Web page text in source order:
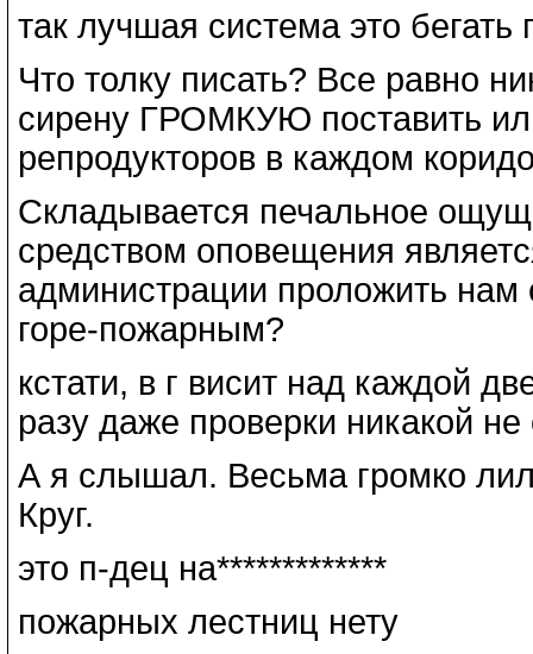
так лучшая система это бегать
Что толку писать? Все равно
сирену ГРОМКУЮ поставить
репродукторов в каждом
Складывается печальное
средством оповещения
администрации проложить
горе-пожарным?
кстати, в г висит над каждой
разу даже проверки никакой
А я слышал. Весьма громко
Круг.
это п-дец на*************
пожарных лестниц нету